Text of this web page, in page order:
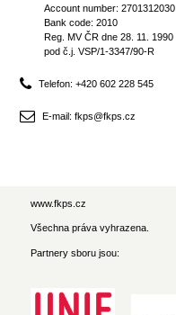
Account number: 2701312030
Bank code: 2010
Reg. MV ČR dne 28. 11. 1990
pod č.j. VSP/1-3347/90-R
Telefon: +420 602 228 545
E-mail: fkps@fkps.cz
www.fkps.cz
Všechna práva vyhrazena.
Partnery sboru jsou: